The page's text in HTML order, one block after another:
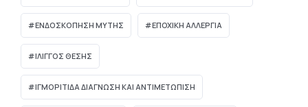
ΕΝΔΟΣΚΟΠΗΣΗ ΜΥΤΗΣ ΕΠΟΧΙΚΗ ΑΛΛΕΡΓΙΑ
ΙΛΙΓΓΟΣ ΘΕΣΗΣ
ΙΓΜΟΡΊΤΙΔΑ ΔΙΆΓΝΩΣΗ ΚΑΙ ΑΝΤΙΜΕΤΏΠΙΣΗ